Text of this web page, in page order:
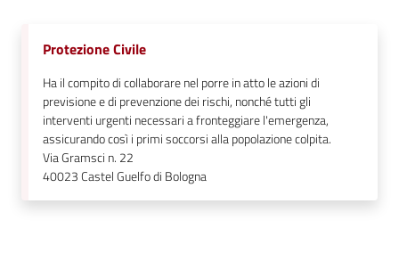
Protezione Civile
Ha il compito di collaborare nel porre in atto le azioni di
previsione e di prevenzione dei rischi, nonché tutti gli
interventi urgenti necessari a fronteggiare l'emergenza,
assicurando così i primi soccorsi alla popolazione colpita.
Via Gramsci n. 22
40023Castel Guelfo di Bologna